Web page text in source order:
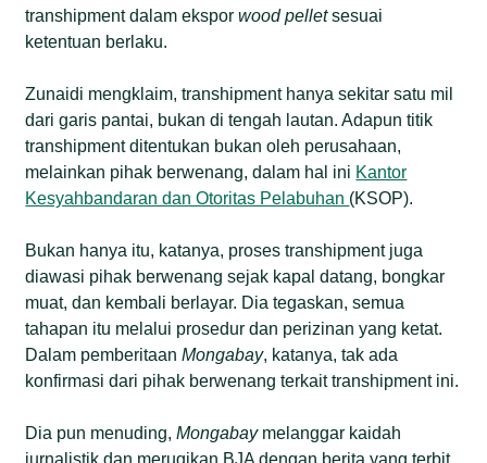
transhipment dalam eksporwood pelletsesuai
ketentuan berlaku.
Zunaidi mengklaim, transhipment hanya sekitar satu mil
dari garis pantai, bukan di tengah lautan. Adapun titik
transhipment ditentukan bukan oleh perusahaan,
melainkan pihak berwenang, dalam hal ini Kantor
Kesyahbandaran dan Otoritas Pelabuhan (KSOP).
Bukan hanya itu, katanya, proses transhipment juga
diawasi pihak berwenang sejak kapal datang, bongkar
muat, dan kembali berlayar. Dia tegaskan, semua
tahapan itu melalui prosedur dan perizinan yang ketat.
Dalam pemberitaanMongabay, katanya, tak ada
konfirmasi dari pihak berwenang terkait transhipment ini.
Dia pun menuding,Mongabaymelanggar kaidah
jurnalistik dan merugikan BJA dengan berita yang terbit.